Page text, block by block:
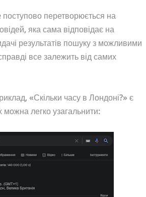
перетворюється на
яка сама відповідає на
результатів пошуку з можливими
все залежить від самих
«Скільки часу в Лондоні?» є
можна легко узагальнити: